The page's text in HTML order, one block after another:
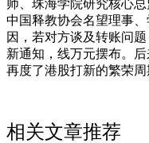
师、珠海学院研究核心
中国释教协会名望理事
因，若对方谈及转账问
新通知，线万元摆布。
再度了港股打新的繁荣周
相关文章推荐